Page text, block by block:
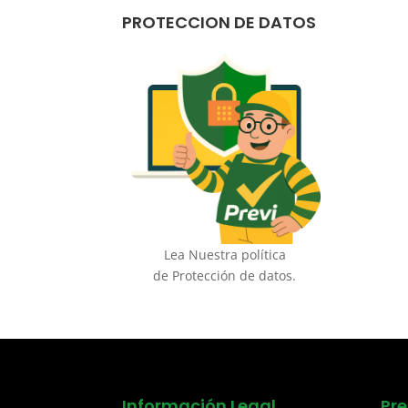
PROTECCION DE DATOS
Lea Nuestra política
de Protección de datos.